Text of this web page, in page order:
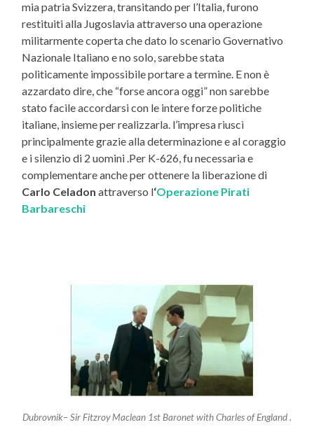
mia patria Svizzera, transitando per l’Italia, furono
restituiti alla Jugoslavia attraverso una operazione
militarmente coperta che dato lo scenario Governativo
Nazionale Italiano e no solo, sarebbe stata
politicamente impossibile portare a termine. E non è
azzardato dire, che “forse ancora oggi” non sarebbe
stato facile accordarsi con le intere forze politiche
italiane, insieme per realizzarla. l’impresa riuscì
principalmente grazie alla determinazione e al coraggio
e i silenzio di 2 uomini .Per K-626, fu necessaria e
complementare anche per ottenere la liberazione di
Carlo Celadon attraverso l‘Operazione Pirati
Barbareschi
Dubrovnik– Sir Fitzroy Maclean 1st Baronet with Charles of England .